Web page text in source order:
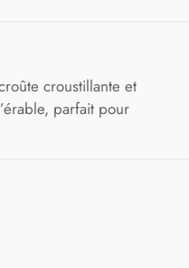
croustillante et
parfait pour